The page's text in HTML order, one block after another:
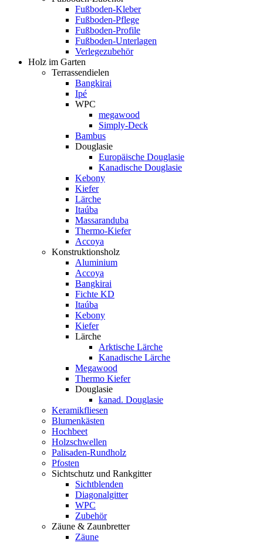
Fußboden-Kleber
Fußboden-Pflege
Fußboden-Profile
Fußboden-Unterlagen
Verlegezubehör
Holz im Garten
Terrassendielen
Bangkirai
Ipé
WPC
megawood
Simply-Deck
Bambus
Douglasie
Europäische Douglasie
Kanadische Douglasie
Kebony
Kiefer
Lärche
Itaúba
Massaranduba
Thermo-Kiefer
Accoya
Konstruktionsholz
Aluminium
Accoya
Bangkirai
Fichte KD
Itaúba
Kebony
Kiefer
Lärche
Arktische Lärche
Kanadische Lärche
Megawood
Thermo Kiefer
Douglasie
kanad. Douglasie
Keramikfliesen
Blumenkästen
Hochbeet
Holzschwellen
Palisaden-Rundholz
Pfosten
Sichtschutz und Rankgitter
Sichtblenden
Diagonalgitter
WPC
Zubehör
Zäune & Zaunbretter
Zäune